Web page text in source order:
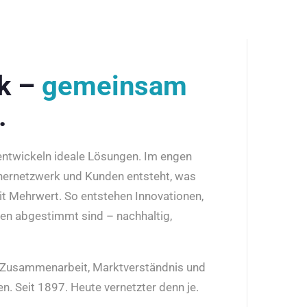
– gemeinsam
ideale Lösungen. Im engen
und Kunden entsteht, was
Mehrwert. So entstehen Innovationen,
abgestimmt sind – nachhaltig,
Marktverständnis und
Seit 1897. Heute vernetzter denn je.